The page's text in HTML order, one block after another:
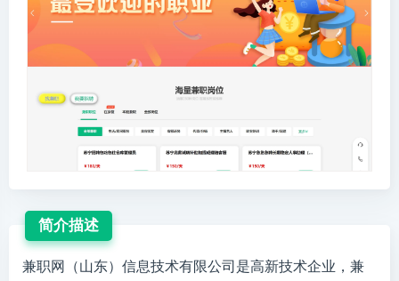
简介描述
兼职网（山东）信息技术有限公司是高新技术企业，兼